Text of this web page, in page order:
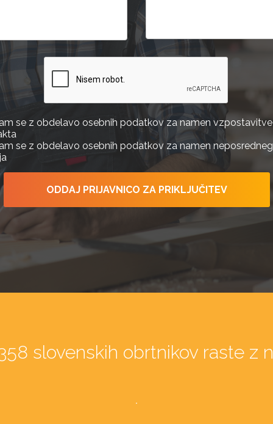
se z obdelavo osebnih podatkov za namen vzpostavitve
se z obdelavo osebnih podatkov za namen
ODDAJ PRIJAVNICO ZA PRIKLJUČITEV
slovenskih obrtnikov raste z